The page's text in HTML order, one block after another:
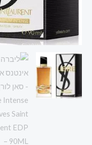
Laurent
EDP
90ML